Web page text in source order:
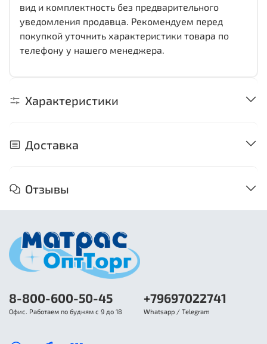
вид и комплектность без предварительного
уведомления продавца. Рекомендуем перед
покупкой уточнить характеристики товара по
телефону у нашего менеджера.
Характеристики
Доставка
Отзывы
8-800-600-50-45
Офис. Работаем по будням с 9 до 18
+79697022741
Whatsapp / Telegram